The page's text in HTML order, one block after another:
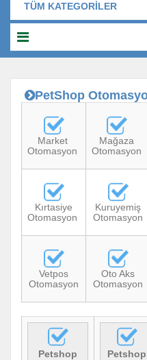
TÜM KATEGORİLER
PetShop
Market
Otomasyon
Mağaza
Otomasyon
Kırtasiye
Otomasyon
Kuruyemiş
Otomasyon
Vetpos
Otomasyon
Oto Aks
Otomasyon
Petshop
Petshop